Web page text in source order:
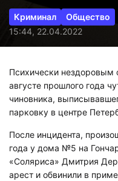
Криминал
Общество
15:44, 22.04.2022
Психически нездоровым
августе прошлого года
чиновника,
парковку в центре
После инцидента,
года у дома №5 на
«Соляриса» Дмитрия
арест и обвинили в